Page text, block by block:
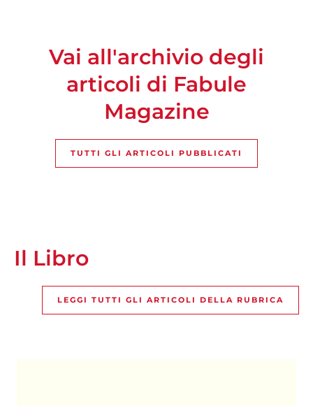
Vai all'archivio degli
articoli di Fabule
Magazine
TUTTI GLI ARTICOLI PUBBLICATI
Il Libro
LEGGI TUTTI GLI ARTICOLI DELLA RUBRICA